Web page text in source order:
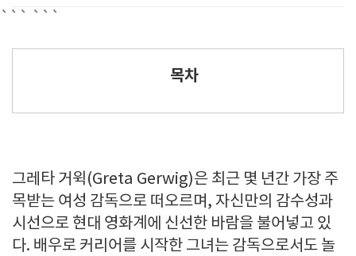
``` ```
목차
그레타 거윅(Greta Gerwig)은 최근 몇 년간 가장 주
목받는 여성 감독으로 떠오르며, 자신만의 감수성과
시선으로 현대 영화계에 신선한 바람을 불어넣고 있
다. 배우로 커리어를 시작한 그녀는 감독으로서도 놀